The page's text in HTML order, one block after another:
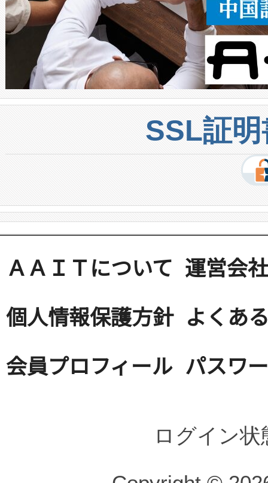
SSL証
ＡＡＩＴについて 運営会社
個人情報保護方針 よくあ
会員プロフィール パスワ
ログイン